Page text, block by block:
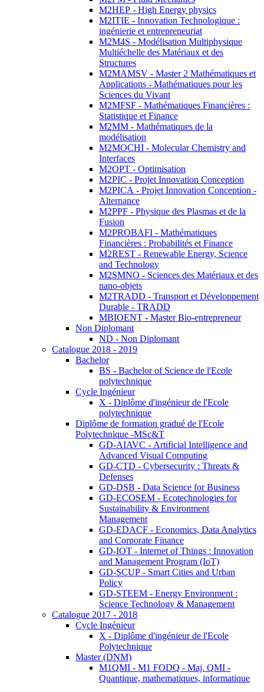
M2HEP - High Energy physics
M2ITIE - Innovation Technologique :
ingénierie et entrepreneuriat
M2M4S - Modélisation Multiphysique
Multiéchelle des Matériaux et des
Structures
M2MAMSV - Master 2 Mathématiques et
Applications - Mathématiques pour les
Sciences du Vivant
M2MFSF - Mathématiques Financières :
Statistique et Finance
M2MM - Mathématiques de la
modélisation
M2MOCHI - Molecular Chemistry and
Interfaces
M2OPT - Optimisation
M2PIC - Projet Innovation Conception
M2PICA - Projet Innovation Conception -
Alternance
M2PPF - Physique des Plasmas et de la
Fusion
M2PROBAFI - Mathématiques
Financières : Probabilités et Finance
M2REST - Renewable Energy, Science
and Technology
M2SMNO - Sciences des Matériaux et des
nano-objets
M2TRADD - Transport et Développement
Durable - TRADD
MBIOENT - Master Bio-entrepreneur
Non Diplomant
ND - Non Diplomant
Catalogue 2018 - 2019
Bachelor
BS - Bachelor of Science de l'Ecole
polytechnique
Cycle Ingénieur
X - Diplôme d'ingénieur de l'Ecole
polytechnique
Diplôme de formation gradué de l'Ecole
Polytechnique -MSc&T
GD-AIAVC - Artificial Intelligence and
Advanced Visual Computing
GD-CTD - Cybersecurity : Threats &
Defenses
GD-DSB - Data Science for Business
GD-ECOSEM - Ecotechnologies for
Sustainability & Environment
Management
GD-EDACF - Economics, Data Analytics
and Corporate Finance
GD-IOT - Internet of Things : Innovation
and Management Program (IoT)
GD-SCUP - Smart Cities and Urban
Policy
GD-STEEM - Energy Environment :
Science Technology & Management
Catalogue 2017 - 2018
Cycle Ingénieur
X - Diplôme d'ingénieur de l'Ecole
Polytechnique
Master (DNM)
M1QMI - M1 FODQ - Maj. QMI -
Quantique, mathematiques, informatique